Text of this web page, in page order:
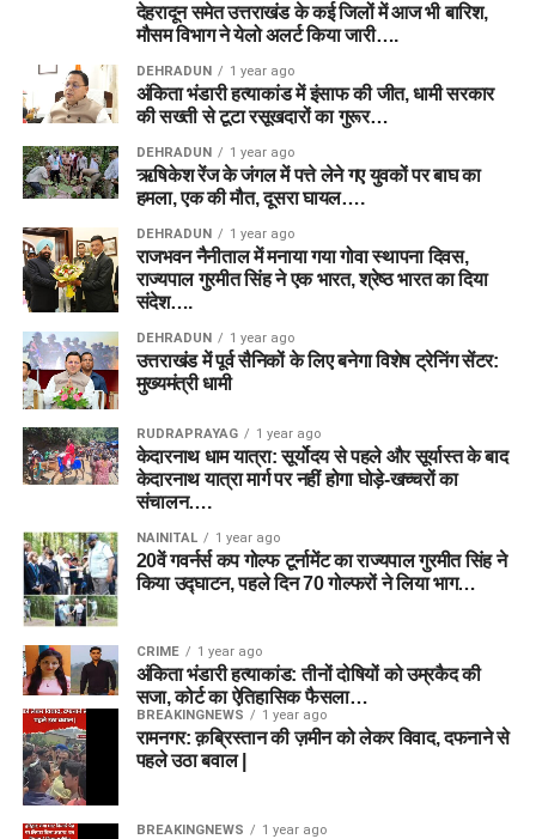
देहरादून समेत उत्तराखंड के कई जिलों में आज भी बारिश,
मौसम विभाग ने येलो अलर्ट किया जारी….
DEHRADUN 1 year ago
अंकिता भंडारी हत्याकांड में इंसाफ की जीत, धामी सरकार
की सख्ती से टूटा रसूखदारों का गुरूर…
DEHRADUN 1 year ago
ऋषिकेश रेंज के जंगल में पत्ते लेने गए युवकों पर बाघ का
हमला, एक की मौत, दूसरा घायल….
DEHRADUN 1 year ago
राजभवन नैनीताल में मनाया गया गोवा स्थापना दिवस,
राज्यपाल गुरमीत सिंह ने एक भारत, श्रेष्ठ भारत का दिया
संदेश….
DEHRADUN 1 year ago
उत्तराखंड में पूर्व सैनिकों के लिए बनेगा विशेष ट्रेनिंग सेंटर:
मुख्यमंत्री धामी
RUDRAPRAYAG 1 year ago
केदारनाथ धाम यात्रा: सूर्योदय से पहले और सूर्यास्त के बाद
केदारनाथ यात्रा मार्ग पर नहीं होगा घोड़े-खच्चरों का
संचालन….
NAINITAL 1 year ago
20वें गवर्नर्स कप गोल्फ टूर्नामेंट का राज्यपाल गुरमीत सिंह ने
किया उद्घाटन, पहले दिन 70 गोल्फरों ने लिया भाग…
CRIME 1 year ago
अंकिता भंडारी हत्याकांड: तीनों दोषियों को उम्रकैद की
सजा, कोर्ट का ऐतिहासिक फैसला…
BREAKINGNEWS 1 year ago
रामनगर: क़ब्रिस्तान की ज़मीन को लेकर विवाद, दफनाने से
पहले उठा बवाल |
BREAKINGNEWS 1 year ago